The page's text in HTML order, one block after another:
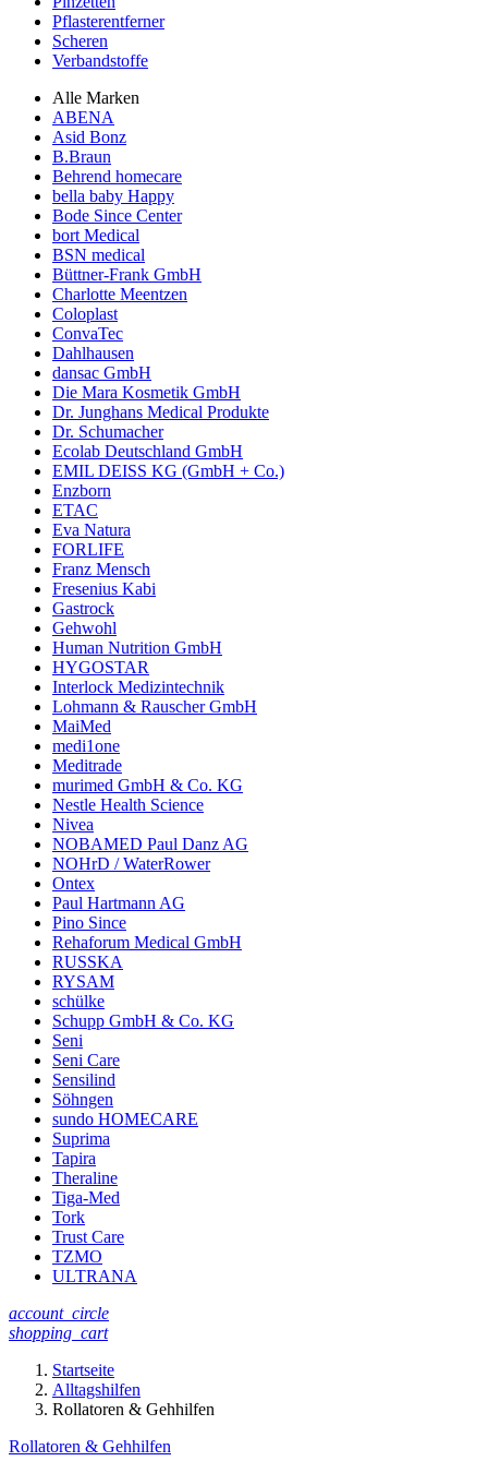
Pflasterentferner
Scheren
Verbandstoffe
Alle Marken
ABENA
Asid Bonz
B.Braun
Behrend homecare
bella baby Happy
Bode Since Center
bort Medical
BSN medical
Büttner-Frank GmbH
Charlotte Meentzen
Coloplast
ConvaTec
Dahlhausen
dansac GmbH
Die Mara Kosmetik GmbH
Dr. Junghans Medical Produkte
Dr. Schumacher
Ecolab Deutschland GmbH
EMIL DEISS KG (GmbH + Co.)
Enzborn
ETAC
Eva Natura
FORLIFE
Franz Mensch
Fresenius Kabi
Gastrock
Gehwohl
Human Nutrition GmbH
HYGOSTAR
Interlock Medizintechnik
Lohmann & Rauscher GmbH
MaiMed
medi1one
Meditrade
murimed GmbH & Co. KG
Nestle Health Science
Nivea
NOBAMED Paul Danz AG
NOHrD / WaterRower
Ontex
Paul Hartmann AG
Pino Since
Rehaforum Medical GmbH
RUSSKA
RYSAM
schülke
Schupp GmbH & Co. KG
Seni
Seni Care
Sensilind
Söhngen
sundo HOMECARE
Suprima
Tapira
Theraline
Tiga-Med
Tork
Trust Care
TZMO
ULTRANA
account_circle
shopping_cart
Startseite
Alltagshilfen
Rollatoren & Gehhilfen
Rollatoren & Gehhilfen